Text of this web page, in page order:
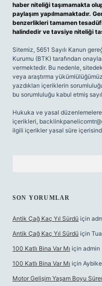
haber niteliği taşımamakta
paylaşım yapılmamaktadır.
benzerlikleri tamamen
halindedir ve tavsiye niteliği
Sitemiz, 5651 Sayılı Kanun
Kurumu (BTK) tarafından
vermektedir. Bu nedenle,
veya araştırma
yazdıkları içeriklerin
bu sorumluluğu kabul etmiş
Hukuka ve yasal
içerikleri,
ilgili içerikler yasal süre
SON YORUMLAR
Antik Çağ Kaç Yıl Sürdü için
Antik Çağ Kaç Yıl Sürdü için
100 Katlı Bina Var Mı için admin
100 Katlı Bina Var Mı için Aybike
Motor Gelişim Yaşam Boyu